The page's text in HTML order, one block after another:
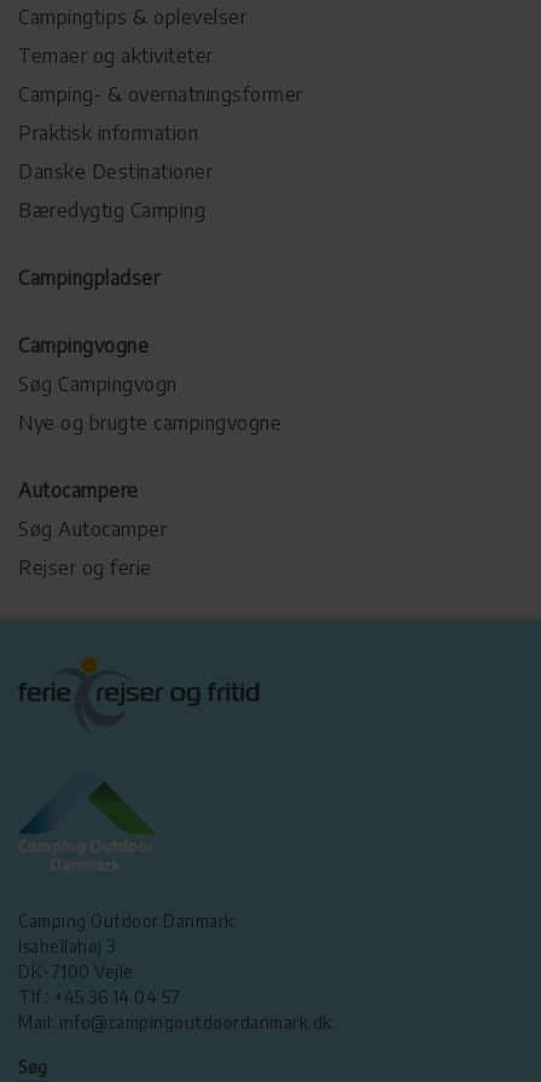
Campingtips & oplevelser
Temaer og aktiviteter
Camping- & overnatningsformer
Praktisk information
Danske Destinationer
Bæredygtig Camping
Campingpladser
Campingvogne
Søg Campingvogn
Nye og brugte campingvogne
Autocampere
Søg Autocamper
Rejser og ferie
Camping Outdoor Danmark
Isabellahøj 3
DK-7100 Vejle
Tlf.: +45 36 14 04 57
Mail: info@campingoutdoordanmark.dk
Søg